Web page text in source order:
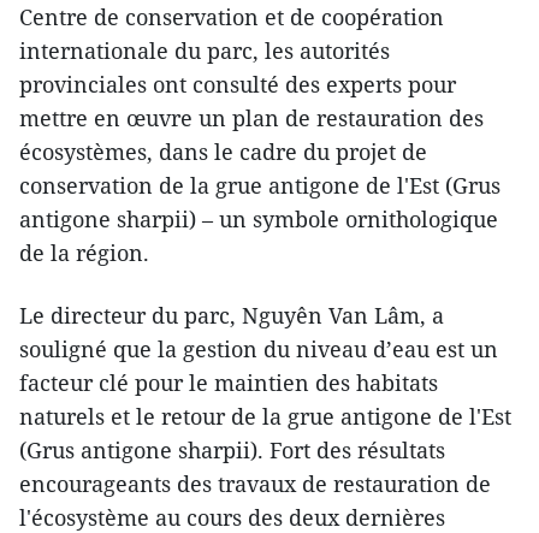
Centre de conservation et de coopération
internationale du parc, les autorités
provinciales ont consulté des experts pour
mettre en œuvre un plan de restauration des
écosystèmes, dans le cadre du projet de
conservation de la grue antigone de l'Est (Grus
antigone sharpii) – un symbole ornithologique
de la région.
Le directeur du parc, Nguyên Van Lâm, a
souligné que la gestion du niveau d’eau est un
facteur clé pour le maintien des habitats
naturels et le retour de la grue antigone de l'Est
(Grus antigone sharpii). Fort des résultats
encourageants des travaux de restauration de
l'écosystème au cours des deux dernières